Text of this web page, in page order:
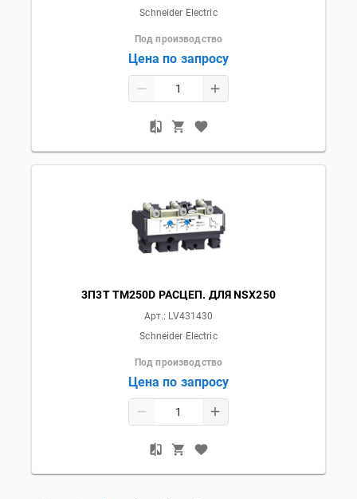
Schneider Electric
Под производство
Цена по запросу
3П3T TM250D РАСЦЕП. ДЛЯ NSX250
Арт.: LV431430
Schneider Electric
Под производство
Цена по запросу